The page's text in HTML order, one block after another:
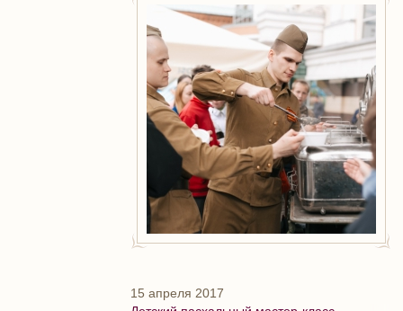
15 апреля 2017